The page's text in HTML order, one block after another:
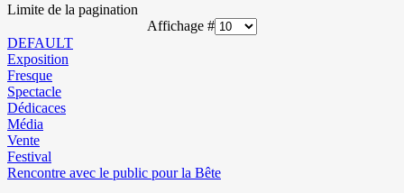
Limite de la pagination
Affichage #
DEFAULT
Exposition
Fresque
Spectacle
Dédicaces
Média
Vente
Festival
Rencontre avec le public pour la Bête